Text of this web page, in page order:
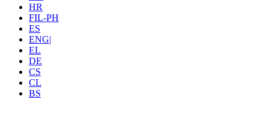
HR
FIL-PH
ES
ENG|
EL
DE
CS
CL
BS